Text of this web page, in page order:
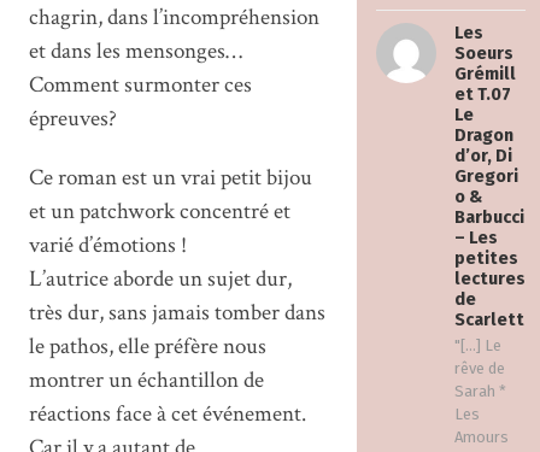
Les
Soeurs
Grémill
et T.07
Le
Dragon
d’or, Di
Gregori
o &
Barbucci
– Les
petites
lectures
de
Scarlett
"[…] Le
rêve de
Sarah *
Les
Amours
chagrin, dans l’incompréhension
et dans les mensonges…
Comment surmonter ces
épreuves?
Ce roman est un vrai petit bijou
et un patchwork concentré et
varié d’émotions !
L’autrice aborde un sujet dur,
très dur, sans jamais tomber dans
le pathos, elle préfère nous
montrer un échantillon de
réactions face à cet événement.